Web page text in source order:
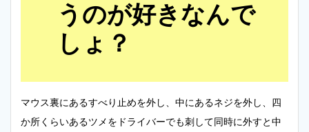
うのが好きなんで
しょ？
マウス裏にあるすべり止めを外し、中にあるネジを外し、四
か所くらいあるツメをドライバーでも刺して同時に外すと中